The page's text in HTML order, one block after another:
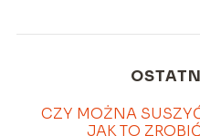
CZY MOŻNA
JAK TO